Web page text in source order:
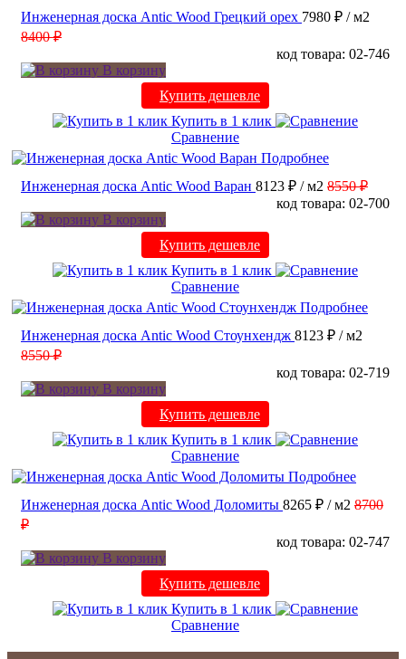
Инженерная доска Antic Wood Грецкий орех 7980 ₽ / м2
8400 ₽
код товара: 02-746
В корзину
Купить дешевле
Купить в 1 клик
Сравнение
Подробнее
Инженерная доска Antic Wood Варан 8123 ₽ / м2 8550 ₽
код товара: 02-700
В корзину
Купить дешевле
Купить в 1 клик
Сравнение
Подробнее
Инженерная доска Antic Wood Стоунхендж 8123 ₽ / м2
8550 ₽
код товара: 02-719
В корзину
Купить дешевле
Купить в 1 клик
Сравнение
Подробнее
Инженерная доска Antic Wood Доломиты 8265 ₽ / м2 8700
₽
код товара: 02-747
В корзину
Купить дешевле
Купить в 1 клик
Сравнение